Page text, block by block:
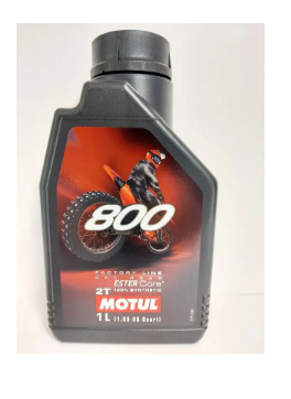
NORMÁK
VISZKOZITÁSOK
ADALÉKOK
EGYÉB
SPECIÁLIS
AJÁNLATOK
INFO